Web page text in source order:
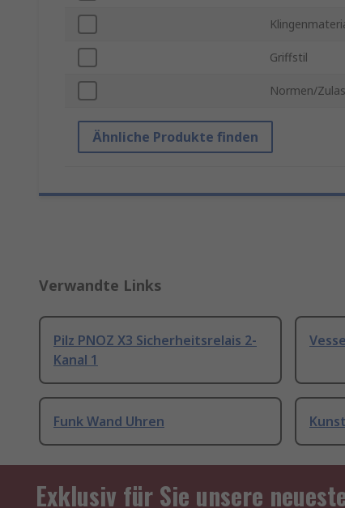
Griffstil
Normen/
Ähnliche Produkte finden
Verwandte Links
Pilz PNOZ X3 Sicherheitsrelais 2-
Kanal 1
Funk Wand Uhren
Exklusiv für Sie unsere